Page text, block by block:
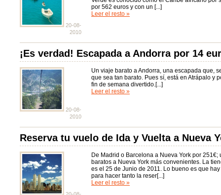
20-08-
2010
por 562 euros y con un [...]
Leer el resto »
¡Es verdad! Escapada a Andorra por 14
20-08-
2010
Un viaje barato a Andorra, una escapada que,
que sea tan barato. Pues sí, está en Atrápalo y
fin de semana divertido.[...]
Leer el resto »
Reserva tu vuelo de Ida y Vuelta a Nueva
De Madrid o Barcelona a Nueva York por
baratos a Nueva York más convenientes. La
es el 25 de Junio de 2011. Lo bueno es que
para hacer tanto la reser[...]
Leer el resto »